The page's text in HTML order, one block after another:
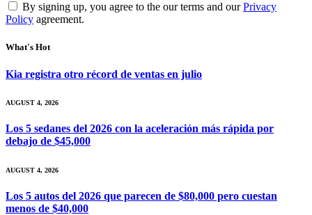
By signing up, you agree to the our terms and ourPrivacy
Policy agreement.
What's Hot
Kia registra otro récord de ventas en julio
AUGUST 4, 2026
Los 5 sedanes del 2026 con la aceleración más rápida por
debajo de $45,000
AUGUST 4, 2026
Los 5 autos del 2026 que parecen de $80,000 pero cuestan
menos de $40,000